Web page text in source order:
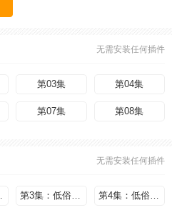
无需安装任何插件
第03集 第04集
第07集 第08集
无需安装任何插件
季 第3集：低俗怪谈 第一季 第4集：低俗怪谈 第一季